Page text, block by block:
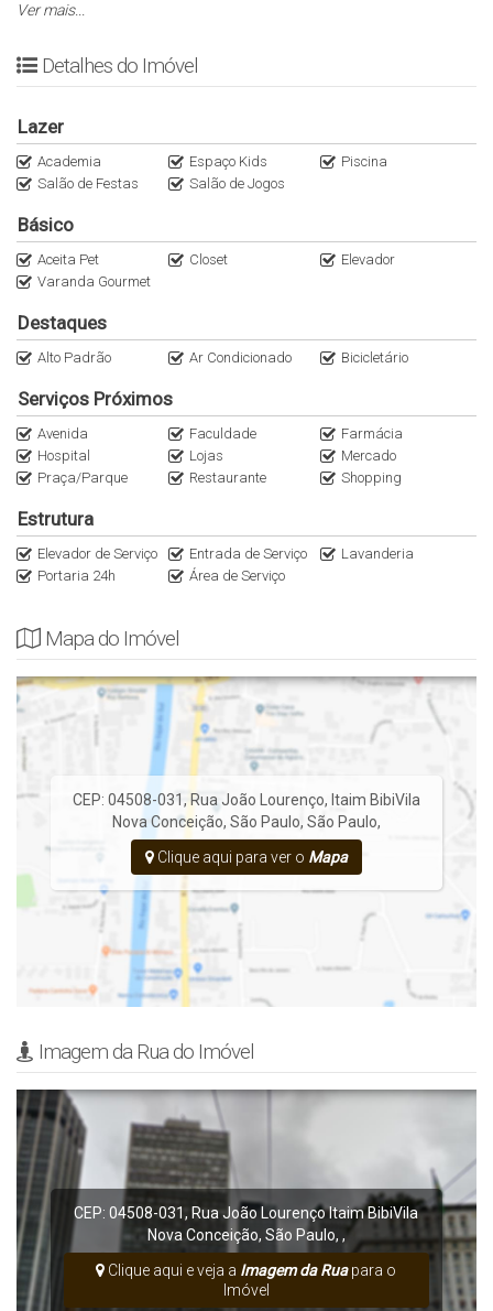
(11)95116.2558. Encontre outras oportunidades no nosso
Preço e disponibilidade do imóvel sujeitos a alteração sem aviso
Ver mais...
Detalhes do Imóvel
Lazer
Academia Espaço Kids
Piscina
Salão de Festas
Salão de Jogos
Básico
Aceita Pet Closet
Elevador
Varanda Gourmet
Destaques
Alto Padrão Ar Condicionado Bicicletário
Serviços Próximos
Avenida Faculdade
Farmácia
Hospital
Lojas
Mercado
Praça/Parque
Restaurante Shopping
Estrutura
Elevador de Serviço Entrada de Serviço
Lavanderia
Portaria 24h
Área de Serviço
Mapa do Imóvel
CEP: 04508-031 , Rua João Lourenço, Itaim BibiVila
Nova Conceição, São Paulo, São Paulo,
Clique aqui para ver o Mapa
Imagem da Rua do Imóvel
CEP: 04508-031, Rua João LourençoItaim BibiVila
Nova Conceição, São Paulo, ,
Clique aqui e veja a Imagem da Ruapara o
Imóvel